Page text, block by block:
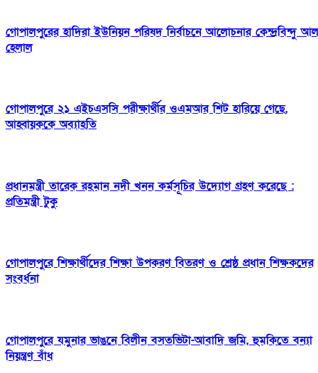
গোপালপুরের হাদিরা ইউনিয়ন পরিষদ নির্বাচনে আলোচনার কেন্দ্রবিন্দু আল
হেলাল
গোপালপুরে ২১ এইচএসসি পরীক্ষার্থীর ওএমআর শিট হারিয়ে গেছে,
আহ্বায়ককে অব্যাহতি
প্রধানমন্ত্রী তারেক রহমান নদী খনন কর্মসূচির উদ্যোগ গ্রহণ করেছে :
প্রতিমন্ত্রী টুকু
গোপালপুরে শিক্ষার্থীদের শিক্ষা উপকরণ বিতরণ ও শ্রেষ্ঠ প্রধান শিক্ষকদের
সংবর্ধনা
গোপালপুরে যমুনার ভাঙনে বিলীন বসতভিটা-আবাদি জমি, হুমকিতে বন্যা
নিয়ন্ত্রণ বাঁধ